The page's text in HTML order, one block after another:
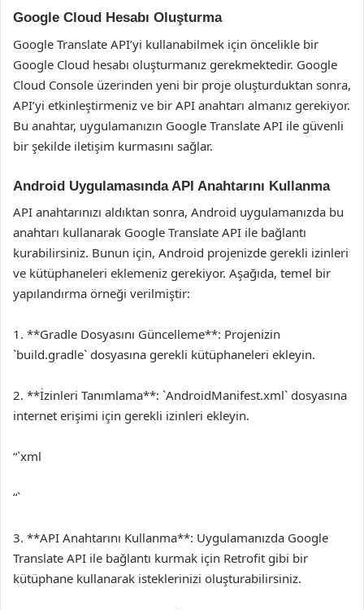
Google Cloud Hesabı Oluşturma
Google Translate API’yi kullanabilmek için öncelikle bir
Google Cloud hesabı oluşturmanız gerekmektedir. Google
Cloud Console üzerinden yeni bir proje oluşturduktan sonra,
API’yi etkinleştirmeniz ve bir API anahtarı almanız gerekiyor.
Bu anahtar, uygulamanızın Google Translate API ile güvenli
bir şekilde iletişim kurmasını sağlar.
Android Uygulamasında API Anahtarını Kullanma
API anahtarınızı aldıktan sonra, Android uygulamanızda bu
anahtarı kullanarak Google Translate API ile bağlantı
kurabilirsiniz. Bunun için, Android projenizde gerekli izinleri
ve kütüphaneleri eklemeniz gerekiyor. Aşağıda, temel bir
yapılandırma örneği verilmiştir:
1. **Gradle Dosyasını Güncelleme**: Projenizin
`build.gradle` dosyasına gerekli kütüphaneleri ekleyin.
2. **İzinleri Tanımlama**: `AndroidManifest.xml` dosyasına
internet erişimi için gerekli izinleri ekleyin.
“`xml
“`
3. **API Anahtarını Kullanma**: Uygulamanızda Google
Translate API ile bağlantı kurmak için Retrofit gibi bir
kütüphane kullanarak isteklerinizi oluşturabilirsiniz.